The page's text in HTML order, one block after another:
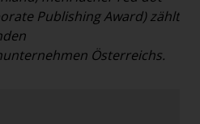
Publishing Award) zählt
Österreichs.